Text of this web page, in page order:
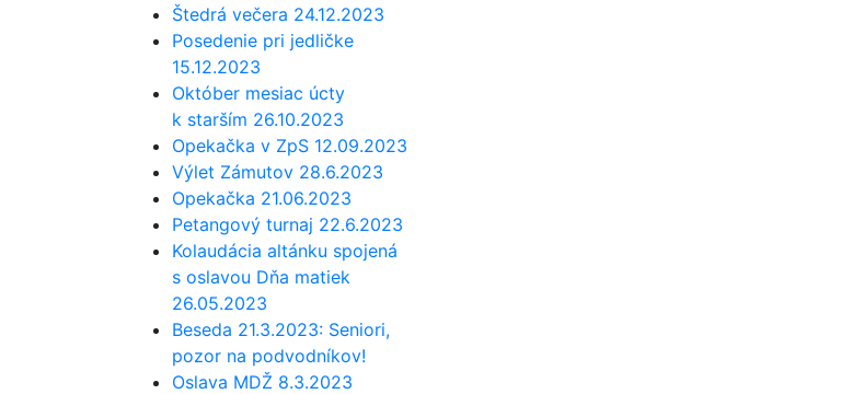
Štedrá večera 24.12.2023
Posedenie pri jedličke
15.12.2023
Október mesiac úcty
k starším 26.10.2023
Opekačka v ZpS 12.09.2023
Výlet Zámutov 28.6.2023
Opekačka 21.06.2023
Petangový turnaj 22.6.2023
Kolaudácia altánku spojená
s oslavou Dňa matiek
26.05.2023
Beseda 21.3.2023: Seniori,
pozor na podvodníkov!
Oslava MDŽ 8.3.2023